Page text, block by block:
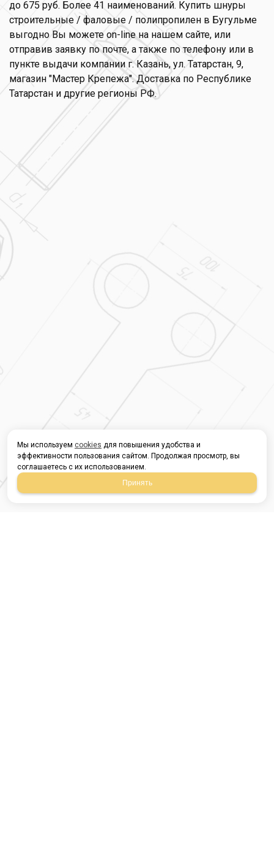
до 675 руб. Более 41 наименований. Купить шнуры
строительные / фаловые / полипропилен в Бугульме
выгодно Вы можете on-line на нашем сайте, или
отправив заявку по почте, а также по телефону или в
пункте выдачи компании г. Казань, ул. Татарстан, 9,
магазин "Мастер Крепежа". Доставка по Республике
Татарстан и другие регионы РФ.
Мы используем cookies для повышения удобства и
эффективности пользования сайтом. Продолжая просмотр, вы
соглашаетесь с их использованием.
Принять